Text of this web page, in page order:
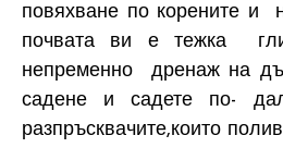
повяхване по корените и
почвата ви е тежка
непременно дренаж на
садене и садете по-
разпръсквачите,които